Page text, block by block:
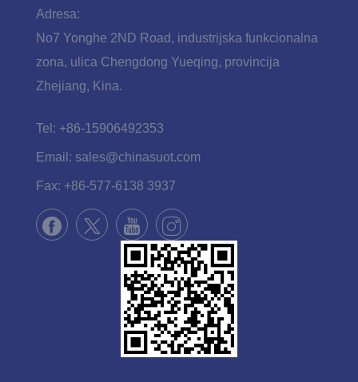
Adresa:
No7 Yonghe 2ND Road, industrijska funkcionalna
zona, ulica Chengdong Yueqing, provincija
Zhejiang, Kina.
Tel: +86-15906492353
Email: sales@chinasuot.com
Fax: +86-577-6138 3937